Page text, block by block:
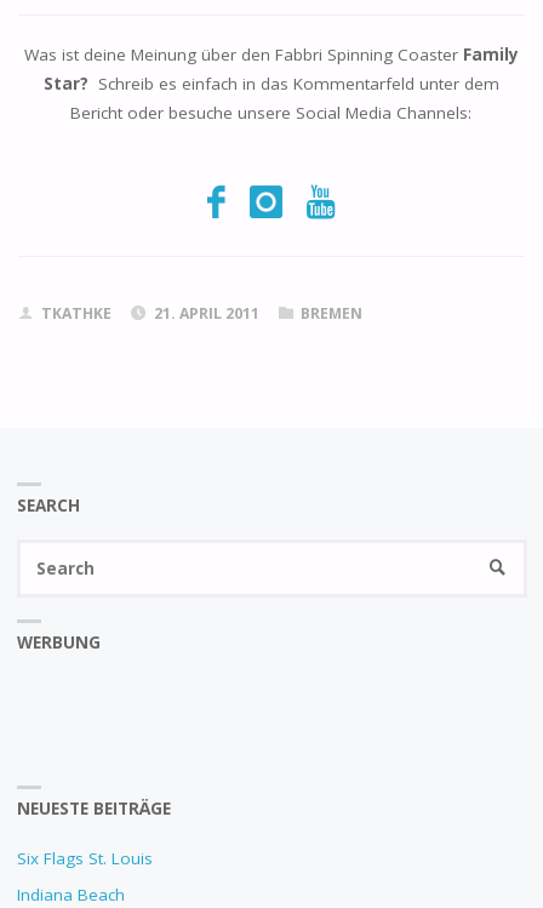
Was ist deine Meinung über den Fabbri Spinning Coaster Family
Star? Schreib es einfach in das Kommentarfeld unter dem
Bericht oder besuche unsere Social Media Channels:
TKATHKE 21. APRIL 2011 BREMEN
SEARCH
WERBUNG
NEUESTE BEITRÄGE
Six Flags St. Louis
Indiana Beach